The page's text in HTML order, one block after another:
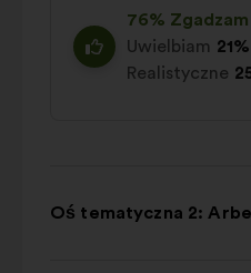
76% Zgadzam
Uwielbiam 21%
Realistyczne
Oś tematyczna 2: